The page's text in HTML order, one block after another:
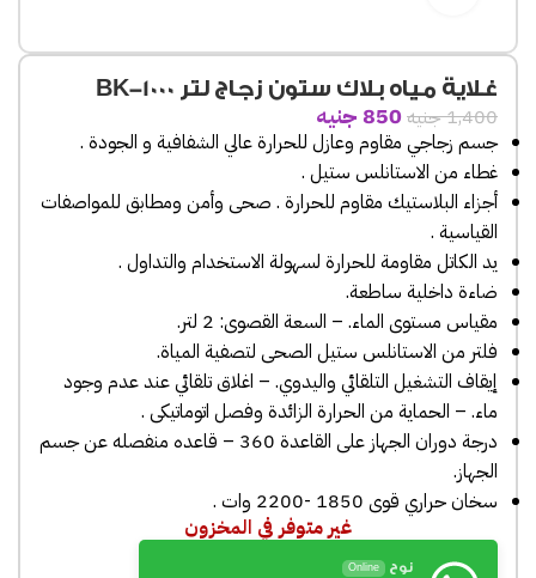
غلاية مياه بلاك ستون زجاج لتر BK-1000
1,400جنيه850جنيه
جسم زجاجي مقاوم وعازل للحرارة عالي الشفافية و الجودة .
غطاء من الاستانلس ستيل .
أجزاء البلاستيك مقاوم للحرارة . صحى وأمن ومطابق للمواصفات
القياسية .
يد الكاتل مقاومة للحرارة لسهولة الاستخدام والتداول .
ضاءة داخلية ساطعة.
مقياس مستوى الماء. – السعة القصوى: 2 لتر.
فلتر من الاستانلس ستيل الصحى لتصفية المياة.
إيقاف التشغيل التلقائي واليدوي. – اغلاق تلقائي عند عدم وجود
ماء. – الحماية من الحرارة الزائدة وفصل اتوماتيكى .
درجة دوران الجهاز على القاعدة 360 – قاعده منفصله عن جسم
الجهاز.
سخان حراري قوى 1850 -2200 وات .
غير متوفر في المخزون
نوح Online